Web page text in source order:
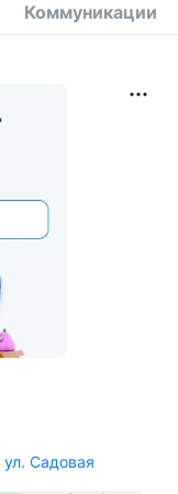
Коммуникации
ул. Садовая